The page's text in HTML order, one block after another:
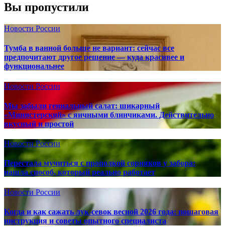
Вы пропустили
Новости России
Тумба в ванной больше не вариант: сейчас все
предпочитают другое решение — куда красивее и
функциональнее
Новости России
Мы забыли гениальный салат: шикарный
«Министерский» с яичными блинчиками. Действительно
вкусный и простой
Новости России
Перестала мучиться с прополкой сорняков у забора:
нашла способ, который реально работает
Новости России
Когда и как сажать лук-севок весной 2026 года: пошаговая
инструкция и советы опытного специалиста